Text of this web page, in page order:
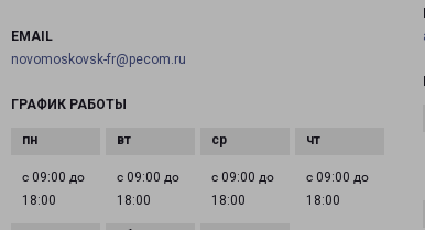
EMAIL
novomoskovsk-fr@pecom.ru
ГРАФИК РАБОТЫ
с 09:00 до
18:00
с 09:00 до
18:00
с 09:00 до
18:00
с 09:00 до
18:00